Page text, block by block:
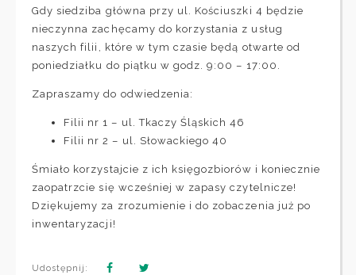
Gdy siedziba główna przy ul. Kościuszki 4 będzie
nieczynna zachęcamy do korzystania z usług
naszych filii, które w tym czasie będą otwarte od
poniedziałku do piątku w godz. 9:00 – 17:00.
Zapraszamy do odwiedzenia:
Filii nr 1 – ul. Tkaczy Śląskich 46
Filii nr 2 – ul. Słowackiego 40
Śmiało korzystajcie z ich księgozbiorów i koniecznie
zaopatrzcie się wcześniej w zapasy czytelnicze!
Dziękujemy za zrozumienie i do zobaczenia już po
inwentaryzacji!
Udostępnij: